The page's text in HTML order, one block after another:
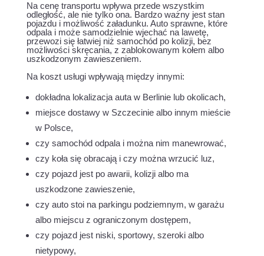
Na cenę transportu wpływa przede wszystkim
odległość, ale nie tylko ona. Bardzo ważny jest stan
pojazdu i możliwość załadunku. Auto sprawne, które
odpala i może samodzielnie wjechać na lawetę,
przewozi się łatwiej niż samochód po kolizji, bez
możliwości skręcania, z zablokowanym kołem albo
uszkodzonym zawieszeniem.
Na koszt usługi wpływają między innymi:
dokładna lokalizacja auta w Berlinie lub okolicach,
miejsce dostawy w Szczecinie albo innym mieście
w Polsce,
czy samochód odpala i można nim manewrować,
czy koła się obracają i czy można wrzucić luz,
czy pojazd jest po awarii, kolizji albo ma
uszkodzone zawieszenie,
czy auto stoi na parkingu podziemnym, w garażu
albo miejscu z ograniczonym dostępem,
czy pojazd jest niski, sportowy, szeroki albo
nietypowy,